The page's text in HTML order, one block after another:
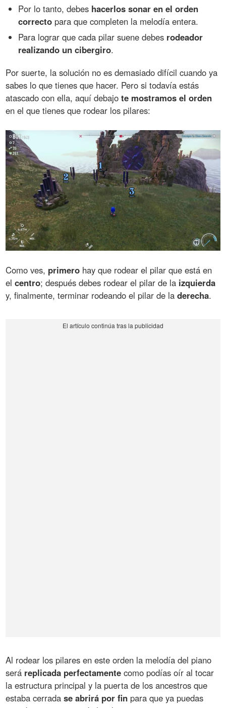
Por lo tanto, debes hacerlos sonar en el orden
correcto para que completen la melodía entera.
Para lograr que cada pilar suene debes rodeador
realizando un cibergiro.
Por suerte, la solución no es demasiado difícil cuando ya
sabes lo que tienes que hacer. Pero si todavía estás
atascado con ella, aquí debajote mostramos el orden
en el que tienes que rodear los pilares:
Como ves, primero hay que rodear el pilar que está en
elcentro; después debes rodear el pilar de la izquierda
y, finalmente, terminar rodeando el pilar de laderecha.
Al rodear los pilares en este orden la melodía del piano
será replicada perfectamente como podías oír al tocar
la estructura principal y la puerta de los ancestros que
estaba cerradase abrirá por fin para que ya puedas